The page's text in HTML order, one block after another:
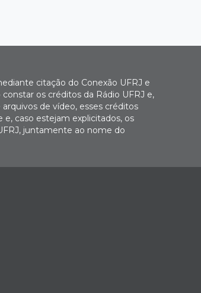
citação do Conexão UFRJ e
os créditos da Rádio UFRJ e,
de vídeo, esses créditos
e, caso estejam explicitados, os
juntamente ao nome do